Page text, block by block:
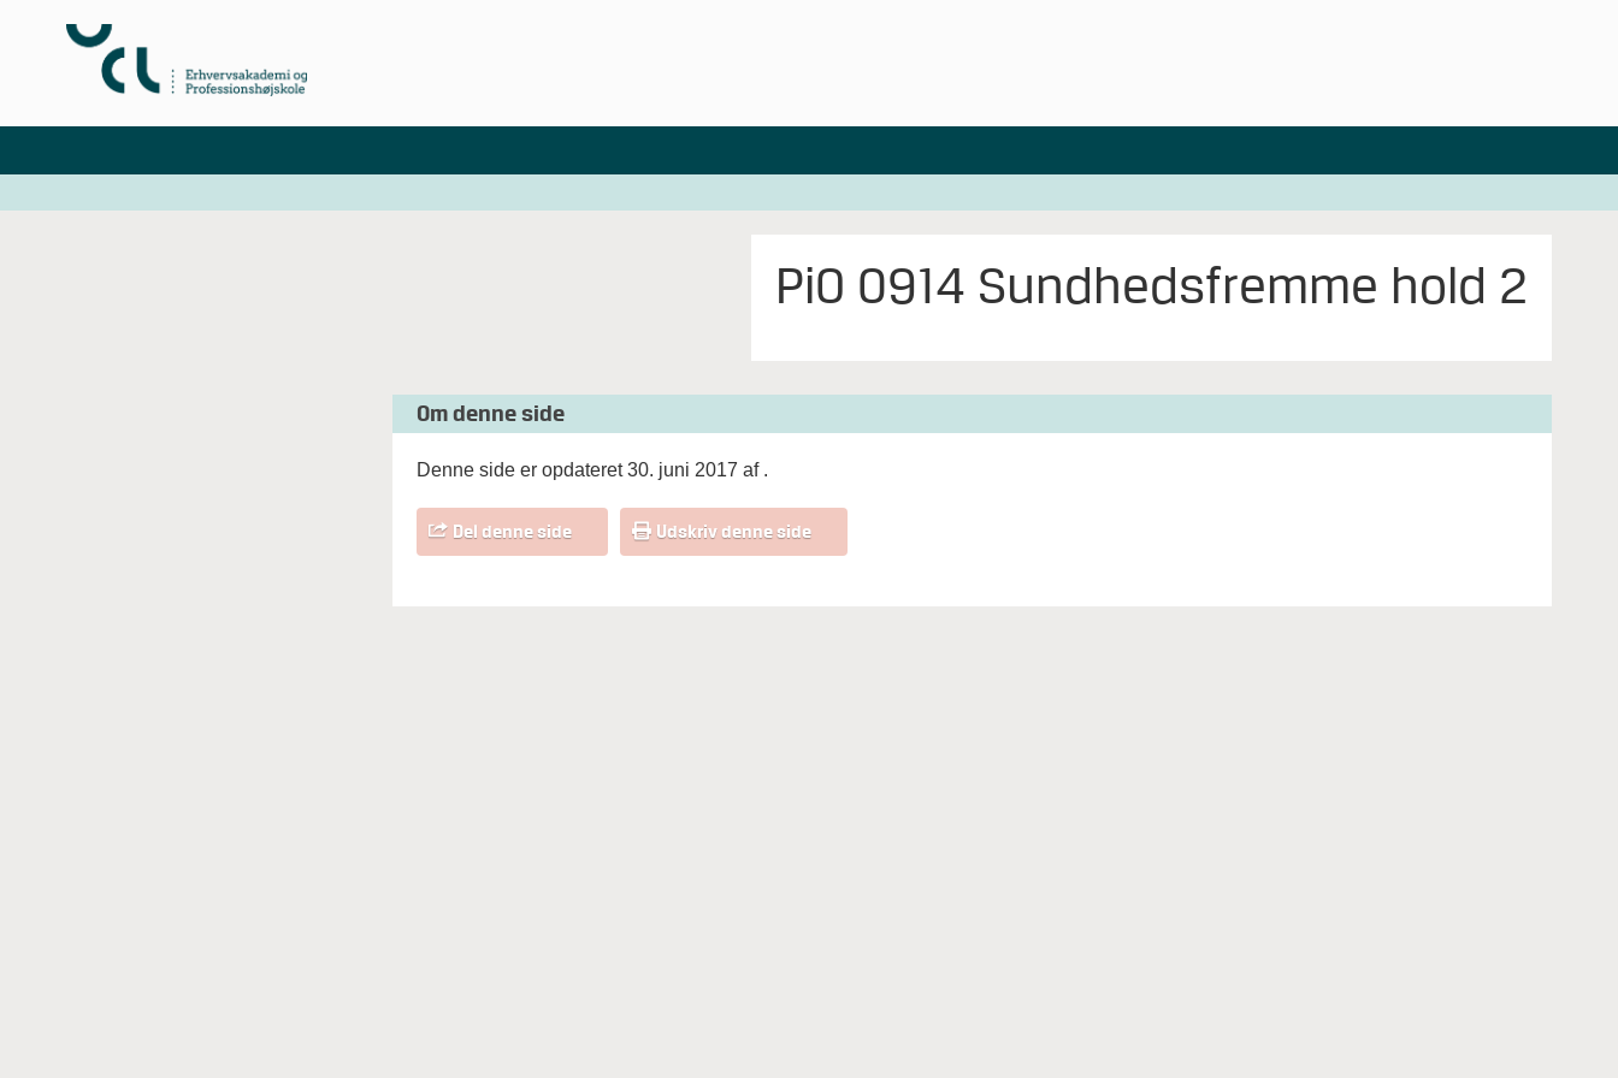
PiO 0914 Sundhedsfremme hold 2
Om denne side
Denne side er opdateret 30. juni 2017 af .
Del denne side Udskriv denne side